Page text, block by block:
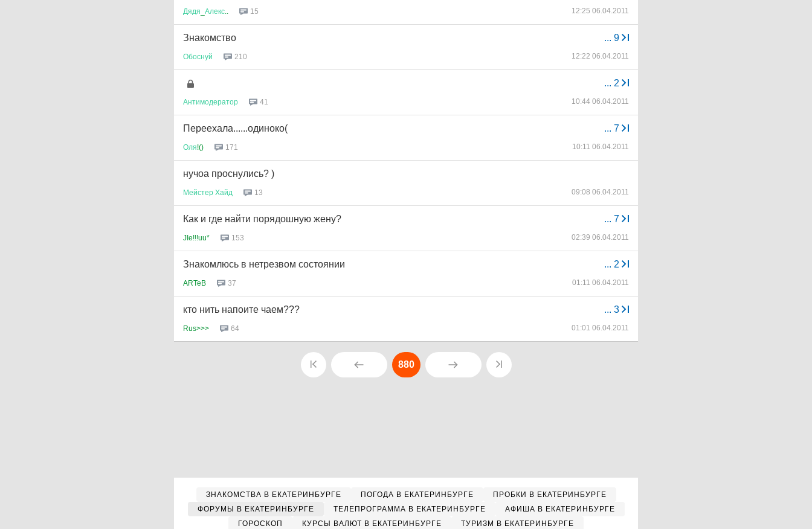
Дядя Алекс 15 12:25 06.04.2011
... 9
Знакомство
Обоснуй 210 12:22 06.04.2011
... 2
Антимодератор 41 10:44 06.04.2011
... 7
Переехала......одиноко(
Оля!() 171 10:11 06.04.2011
нучоа проснулись? )
Мейстер Хайд 13 09:08 06.04.2011
... 7
Как и где найти порядошную жену?
JIe!!!uu* 153 02:39 06.04.2011
... 2
Знакомлюсь в нетрезвом состоянии
ARTeB 37 01:11 06.04.2011
... 3
кто нить напоите чаем???
Rus>>> 64 01:01 06.04.2011
880
ЗНАКОМСТВА В ЕКАТЕРИНБУРГЕ ПОГОДА В ЕКАТЕРИНБУРГЕ
ПРОБКИ В ЕКАТЕРИНБУРГЕ
ФОРУМЫ В ЕКАТЕРИНБУРГЕ
ТЕЛЕПРОГРАММА В ЕКАТЕРИНБУРГЕ
АФИША В ЕКАТЕРИНБУРГЕ
ГОРОСКОП
КУРСЫ ВАЛЮТ В ЕКАТЕРИНБУРГЕ ТУРИЗМ В ЕКАТЕРИНБУРГЕ